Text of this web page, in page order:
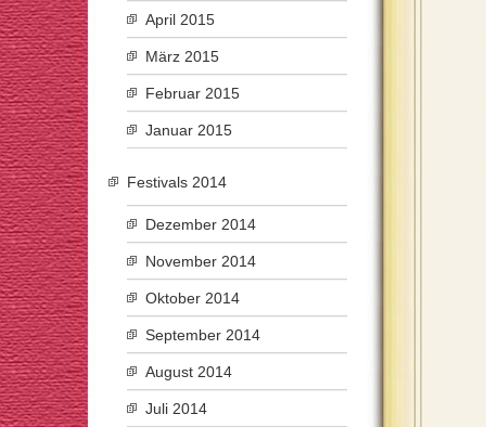
April 2015
März 2015
Februar 2015
Januar 2015
Festivals 2014
Dezember 2014
November 2014
Oktober 2014
September 2014
August 2014
Juli 2014